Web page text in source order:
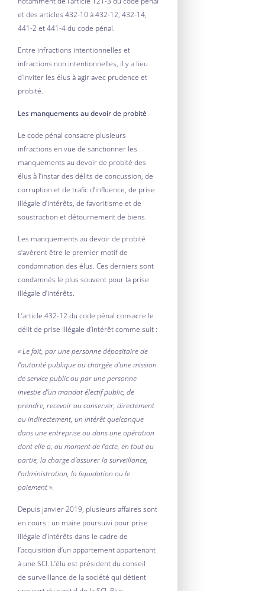
et des articles 432-10 à 432-12, 432-14,
441-2 et 441-4 du code pénal.
Entre infractions intentionnelles et
infractions non intentionnelles, il y a lieu
d’inviter les élus à agir avec prudence et
probité.
Les manquements au devoir de probité
Le code pénal consacre plusieurs
infractions en vue de sanctionner les
manquements au devoir de probité des
élus à l’instar des délits de concussion, de
corruption et de trafic d’influence, de prise
illégale d’intérêts, de favoritisme et de
soustraction et détournement de biens.
Les manquements au devoir de probité
s’avèrent être le premier motif de
condamnation des élus. Ces derniers sont
condamnés le plus souvent pour la prise
illégale d’intérêts.
L’article 432-12 du code pénal consacre le
délit de prise illégale d’intérêt comme suit :
« Le fait, par une personne dépositaire de
l’autorité publique ou chargée d’une mission
de service public ou par une personne
investie d’un mandat électif public, de
prendre, recevoir ou conserver, directement
ou indirectement, un intérêt quelconque
dans une entreprise ou dans une opération
dont elle a, au moment de l’acte, en tout ou
partie, la charge d’assurer la surveillance,
l’administration, la liquidation ou le
paiement ».
Depuis janvier 2019, plusieurs affaires sont
en cours : un maire poursuivi pour prise
illégale d’intérêts dans le cadre de
l’acquisition d’un appartement appartenant
à une SCI. L’élu est président du conseil
de surveillance de la société qui détient